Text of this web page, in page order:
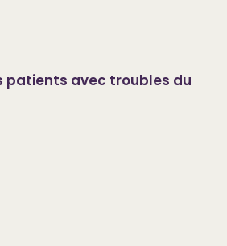
patients avec troubles du